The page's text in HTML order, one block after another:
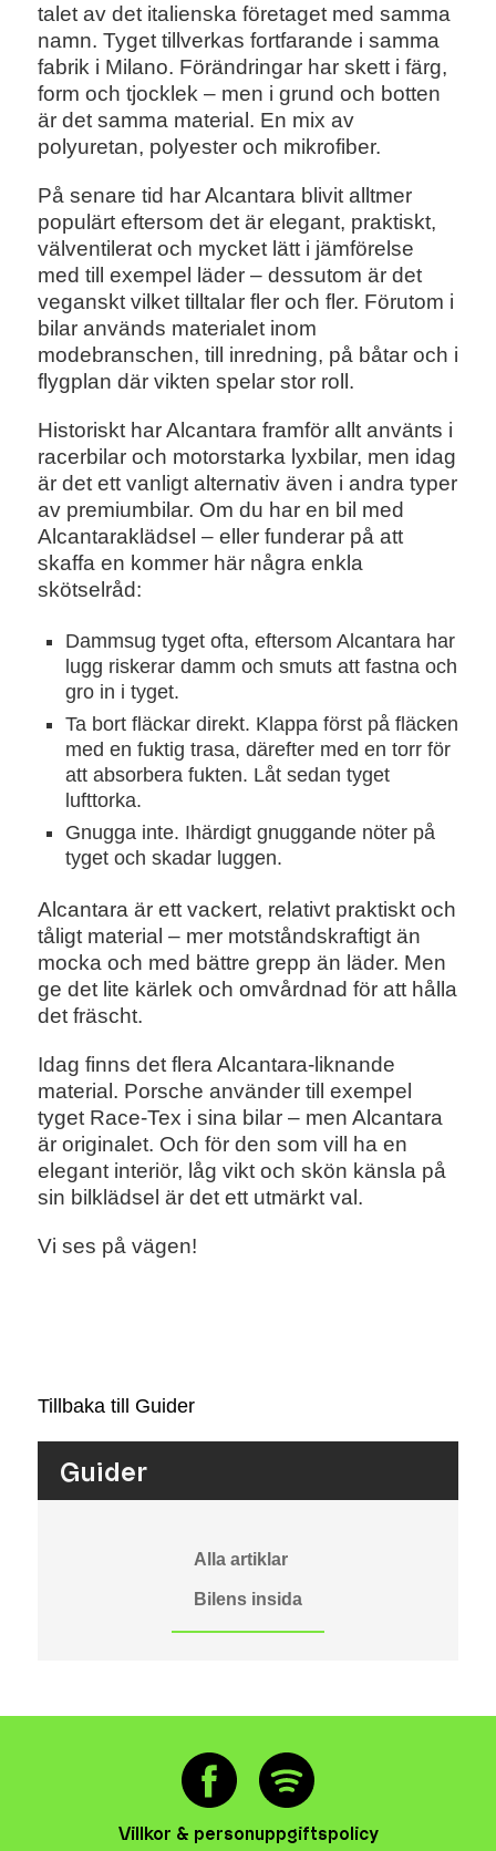
talet av det italienska företaget med samma
namn. Tyget tillverkas fortfarande i samma
fabrik i Milano. Förändringar har skett i färg,
form och tjocklek – men i grund och botten
är det samma material. En mix av
polyuretan, polyester och mikrofiber.
På senare tid har Alcantara blivit alltmer
populärt eftersom det är elegant, praktiskt,
välventilerat och mycket lätt i jämförelse
med till exempel läder – dessutom är det
veganskt vilket tilltalar fler och fler. Förutom i
bilar används materialet inom
modebranschen, till inredning, på båtar och i
flygplan där vikten spelar stor roll.
Historiskt har Alcantara framför allt använts i
racerbilar och motorstarka lyxbilar, men idag
är det ett vanligt alternativ även i andra typer
av premiumbilar. Om du har en bil med
Alcantaraklädsel – eller funderar på att
skaffa en kommer här några enkla
skötselråd:
Dammsug tyget ofta, eftersom Alcantara har
lugg riskerar damm och smuts att fastna och
gro in i tyget.
Ta bort fläckar direkt. Klappa först på fläcken
med en fuktig trasa, därefter med en torr för
att absorbera fukten. Låt sedan tyget
lufttorka.
Gnugga inte. Ihärdigt gnuggande nöter på
tyget och skadar luggen.
Alcantara är ett vackert, relativt praktiskt och
tåligt material – mer motståndskraftigt än
mocka och med bättre grepp än läder. Men
ge det lite kärlek och omvårdnad för att hålla
det fräscht.
Idag finns det flera Alcantara-liknande
material. Porsche använder till exempel
tyget Race-Tex i sina bilar – men Alcantara
är originalet. Och för den som vill ha en
elegant interiör, låg vikt och skön känsla på
sin bilklädsel är det ett utmärkt val.
Vi ses på vägen!
Tillbaka till Guider
Guider
Alla artiklar
Bilens insida
Villkor & personuppgiftspolicy